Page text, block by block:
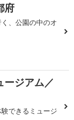
府
、公園の中のオ
ージアム／
できるミュージ